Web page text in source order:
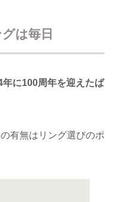
は毎日
に100周年を迎えたば
有無はリング選びのポ